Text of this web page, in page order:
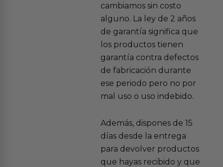
cambiamos sin costo
alguno. La ley de 2 años
de garantía significa que
los productos tienen
garantía contra defectos
de fabricación durante
ese periodo pero no por
mal uso o uso indebido.
Además, dispones de 15
días desde la entrega
para devolver productos
que hayas recibido y que